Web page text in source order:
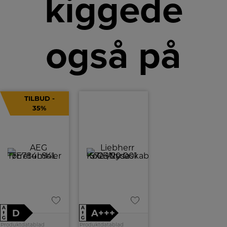
kiggede
også på
TILBUD -
35%
A
↑
G
D
Produktdatablad
A
↑
G
A+++
Produktdatablad